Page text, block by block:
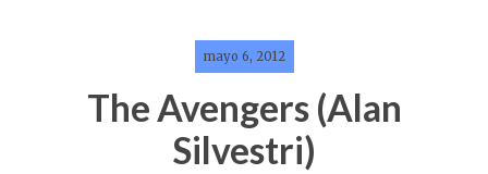
mayo 6, 2012
The Avengers (Alan
Silvestri)